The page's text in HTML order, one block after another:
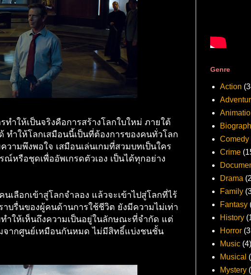
ำให้เป็นจริงคือการสร้างโลกใบใหม่ ภายใต้
ทำให้โลกเสมือนนี้เป็นที่ต้องการของคนทั่วโลก
ามพึงพอใจ เสมือนเล่นเกมที่สวมบทเป็นใคร
หรือชุดเพื่ออัพเกรดตัวเอง เป็นได้ทุกอย่าง
เลือกเข้าสู่โลกจำลอง แล้วจะเข้าไปสู่โลกที่ไร้
บรื่นของผู้คนด้านการใช้ชีวิต ยังมีความไม่เท่า
ำให้เห็นถึงความเป็นอยู่ในลักษณะที่จำกัด แต่
จากศูนย์เหมือนกันหมด ไม่มีสิทธิ์แบ่งชนชั้น
Genre
Action
Comedy
Crime
Drama
Family
Fantasy
History
Horror
Music (4)
Musical
Mystery